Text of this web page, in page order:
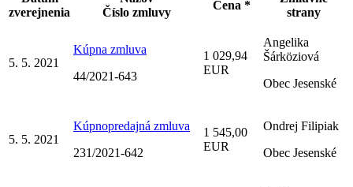
zverejnenia
Číslo zmluvy
Cena *
strany
5. 5. 2021
Kúpna zmluva
44/2021-643
1 029,94
EUR
Angelika
Šárköziová
Obec Jesenské
5. 5. 2021
Kúpnopredajná zmluva
231/2021-642
1 545,00
EUR
Ondrej Filipiak
Obec Jesenské